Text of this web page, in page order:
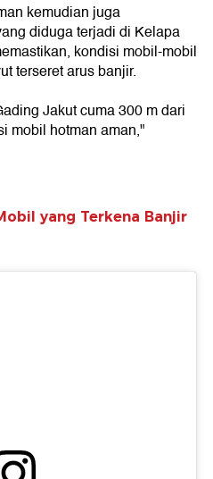
kemudian juga
diduga terjadi di Kelapa
kondisi mobil-mobil
terseret arus banjir.
Jakut cuma 300 m dari
mobil hotman aman,"
yang Terkena Banjir